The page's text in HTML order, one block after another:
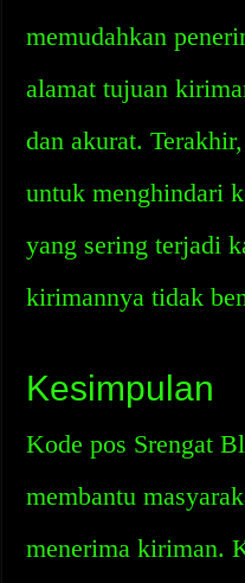
memudahkan
alamat tujuan
dan akurat.
untuk menghindari
yang sering terjadi
kirimannya tidak
Kesimpulan
Kode pos Srengat
membantu
menerima kiriman.